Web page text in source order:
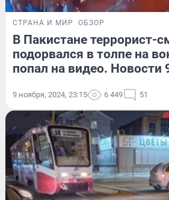
СТРАНА И МИР ОБЗОР
В Пакистане террорист-
подорвался в толпе на
попал на видео. Новости
9 ноября, 2024, 23:15 6 449 51